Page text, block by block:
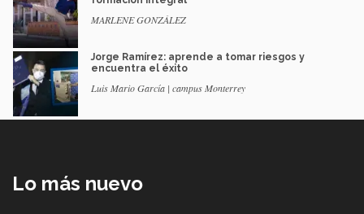
MARLENE GONZÁLEZ
Jorge Ramírez: aprende a tomar riesgos y
encuentra el éxito
Luis Mario García | campus Monterrey
Lo más nuevo